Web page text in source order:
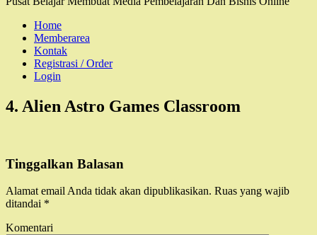
Home
Memberarea
Kontak
Registrasi / Order
Login
4. Alien Astro Games Classroom
Tinggalkan Balasan
Alamat email Anda tidak akan dipublikasikan. Ruas yang wajib
ditandai *
Komentari